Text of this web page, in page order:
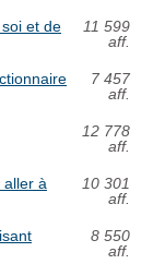
et de
11 599
aff.
7 457
aff.
12 778
aff.
aller à
10 301
aff.
8 550
aff.